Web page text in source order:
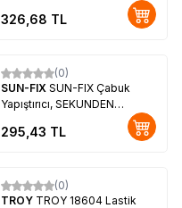
326,68 TL
(0)
SUN-FIX SUN-FIX Çabuk
Yapıştırıcı, SEKUNDEN
295,43 TL
(0)
TROY TROY 18604 Lastik